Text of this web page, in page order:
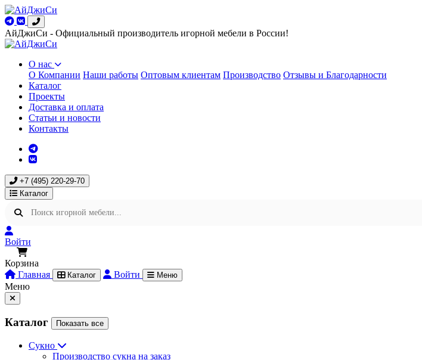
АйДжиСи - Официальный производитель игорной мебели в России!
О нас
О Компании Наши работы Оптовым клиентам Производство Отзывы и Благодарности
Каталог
Проекты
Доставка и оплата
Статьи и новости
Контакты
+7 (495) 220-29-70
Каталог
Войти
Корзина
Главная
Каталог Войти Меню
Меню
Каталог Показать все
Сукно
Производство сукна на заказ